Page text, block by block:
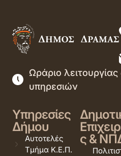
Ωράριο
υπηρεσιών
Υπηρεσίες
Δήμου
Αυτοτελές
Τμήμα Κ.Ε.Π.
ς &